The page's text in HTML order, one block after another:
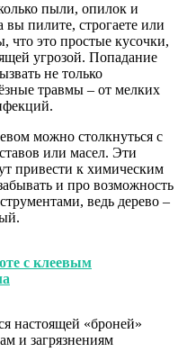
пыли, опилок и
вы пилите, строгаете или
что это простые кусочки,
угрозой. Попадание
не только
травмы – от мелких
можно столкнуться с
или масел. Эти
привести к химическим
и про возможность
ведь дерево –
с клеевым
настоящей «броней»
и загрязнениям